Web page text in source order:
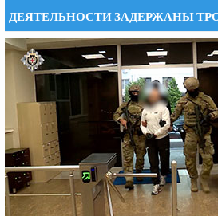
ДЕЯТЕЛЬНОСТИ ЗАДЕРЖАНЫ